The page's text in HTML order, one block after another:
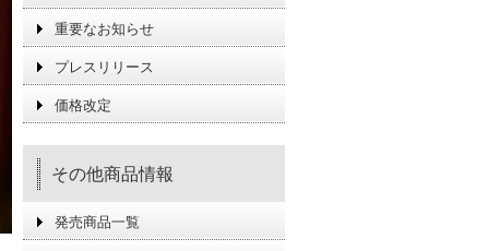
重要なお知らせ
プレスリリース
価格改定
その他商品情報
発売商品一覧